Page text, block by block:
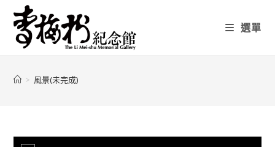
選單
> 風景(未完成)